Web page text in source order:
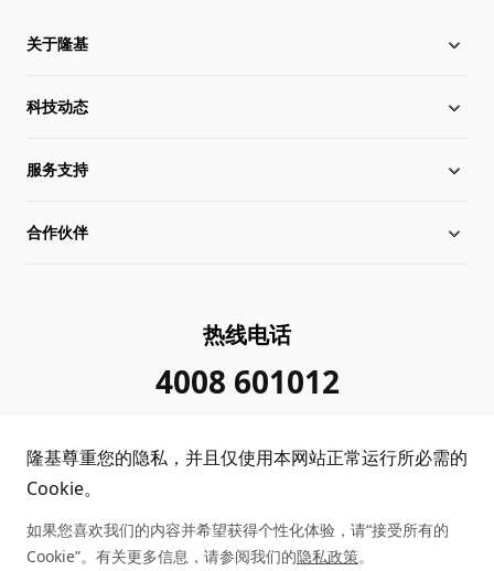
关于隆基
关于隆基
全球化布局
管理层信息
投诉举报
合规政策
科技动态
硅片价格
行业动态
服务支持
下载中心
客户问题反馈
收益计算
合作伙伴
协同创新合作
热线电话
4008 601012
隆基尊重您的隐私，并且仅使用本网站正常运行所必需的
Cookie。
如果您喜欢我们的内容并希望获得个性化体验，请“接受所有的
Cookie”。有关更多信息，请参阅我们的隐私政策。